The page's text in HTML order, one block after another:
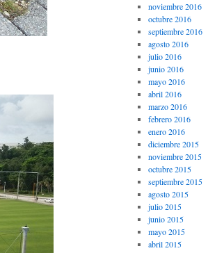
noviembre 2016
octubre 2016
septiembre 2016
agosto 2016
julio 2016
junio 2016
mayo 2016
abril 2016
marzo 2016
febrero 2016
enero 2016
diciembre 2015
noviembre 2015
octubre 2015
septiembre 2015
agosto 2015
julio 2015
junio 2015
mayo 2015
abril 2015